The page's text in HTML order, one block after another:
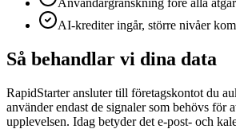
Användargranskning före alla
AI-krediter ingår, större nivåer
Så behandlar vi dina data
RapidStarter ansluter till företagskontot du
använder endast de signaler som behövs för
upplevelsen. Idag betyder det e-post- och